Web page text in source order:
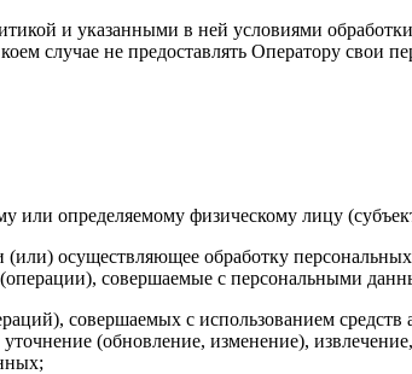
и указанными в ней условиями
случае не предоставлять Оператору свои
или определяемому физическому лицу
осуществляющее обработку
совершаемые с персональными
совершаемых с использованием средств
(обновление, изменение),